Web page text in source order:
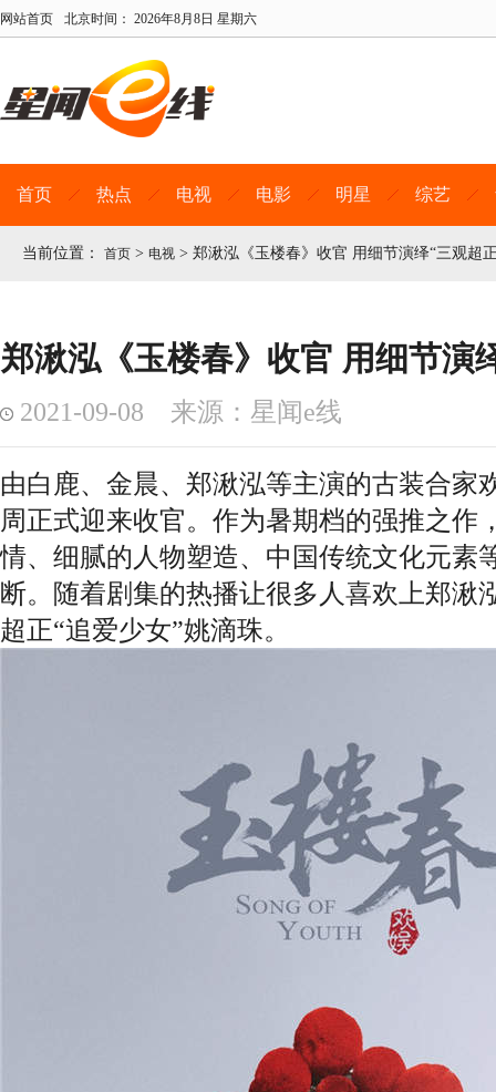
网站首页 北京时间： 2026年8月8日 星期六
首页 热点 电视 电影 明星 综艺
当前位置： 首页 > 电视 > 郑湫泓《玉楼春》收官 用细节演绎“三观超
郑湫泓《玉楼春》收官 用细节演
2021-09-08 来源：星闻e线
由白鹿、金晨、郑湫泓等主演的古装合家
周正式迎来收官。作为暑期档的强推之作
情、细腻的人物塑造、中国传统文化元素
断。随着剧集的热播让很多人喜欢上郑湫
超正“追爱少女”姚滴珠。